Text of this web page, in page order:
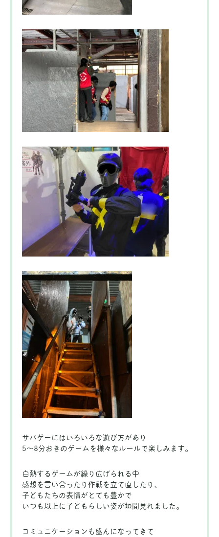
サバゲーにはいろいろな遊び方があり
5～8分おきのゲームを様々なルールで楽しみます。
白熱するゲームが繰り広げられる中
感想を言い合ったり作戦を立て直したり、
子どもたちの表情がとても豊かで
いつも以上に子どもらしい姿が垣間見れました。
コミュニケーションも盛んになってきて